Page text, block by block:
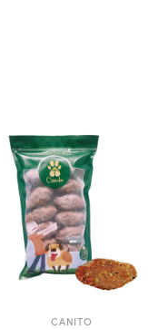
CANITO